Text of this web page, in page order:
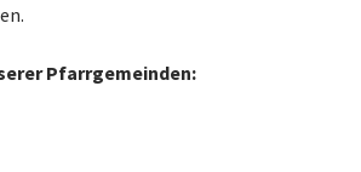
Pfarrgemeinden: